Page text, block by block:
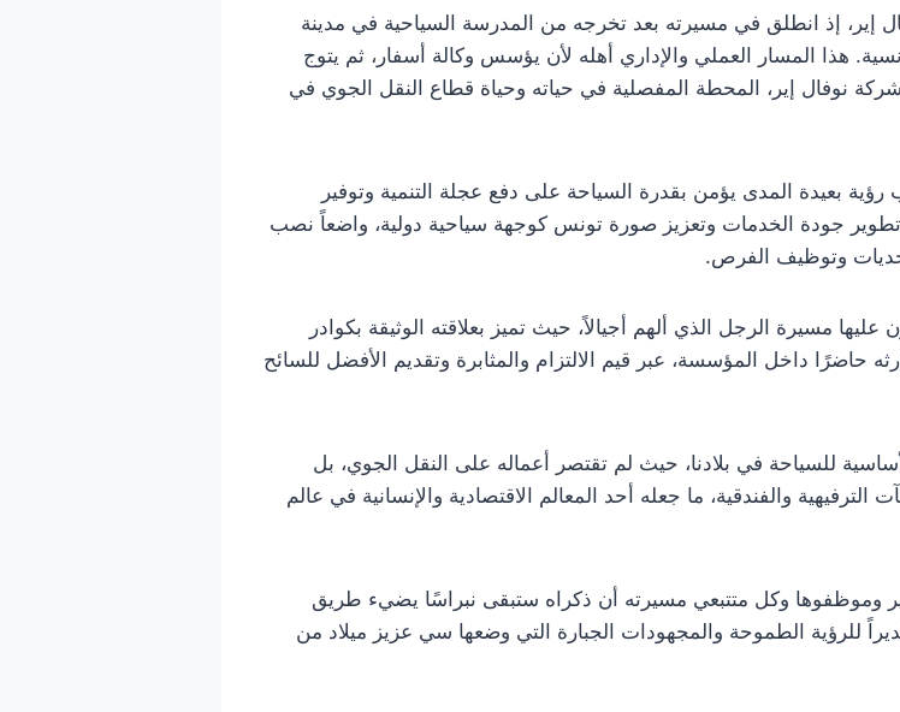
إير، إذ انطلق في مسيرته بعد تخرجه من المدرسة السياحية في مدينة
هذا المسار العملي والإداري أهله لأن يؤسس وكالة أسفار، ثم يتوج
شركة طيران خاصة سنة 1989، لتصبح شركة نوفال إير، المحطة المفصلية في حياته وحياة قطاع النقل الجوي في
بعيدة المدى يؤمن بقدرة السياحة على دفع عجلة التنمية وتوفير
جودة الخدمات وتعزيز صورة تونس كوجهة سياحية دولية، واضعاً نصب
وتوظيف الفرص.
مسيرة الرجل الذي ألهم أجيالاً، حيث تميز بعلاقته الوثيقة بكوادر
داخل المؤسسة، عبر قيم الالتزام والمثابرة وتقديم الأفضل للسائح
للسياحة في بلادنا، حيث لم تقتصر أعماله على النقل الجوي، بل
والفندقية، ما جعله أحد المعالم الاقتصادية والإنسانية في عالم
وموظفوها وكل متتبعي مسيرته أن ذكراه ستبقى نبراسًا يضيء طريق
للرؤية الطموحة والمجهودات الجبارة التي وضعها سي عزيز ميلاد من